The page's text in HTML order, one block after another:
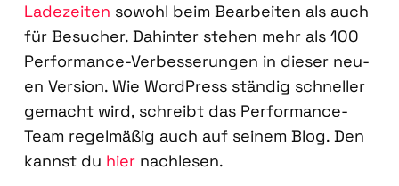
Lade­zei­ten sowohl beim Bear­bei­ten als auch
für Besu­cher. Dahin­ter ste­hen mehr als 100
Per­for­mance-Ver­bes­se­run­gen in die­ser neu­
en Ver­si­on. Wie Word­Press stän­dig schnel­ler
gemacht wird, schreibt das Per­for­mance-
Team regel­mä­ßig auch auf sei­nem Blog. Den
kannst du hier nach­le­sen.